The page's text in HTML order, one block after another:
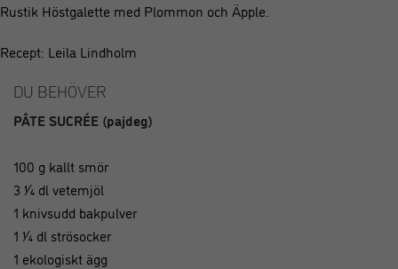
Rustik Höstgalette med Plommon och Äpple.
Recept: Leila Lindholm
DU BEHÖVER
PÂTE SUCRÉE (pajdeg)
100 g kallt smör
3 1⁄4 dl vetemjöl
1 knivsudd bakpulver
1 1⁄4 dl strösocker
1 ekologiskt ägg